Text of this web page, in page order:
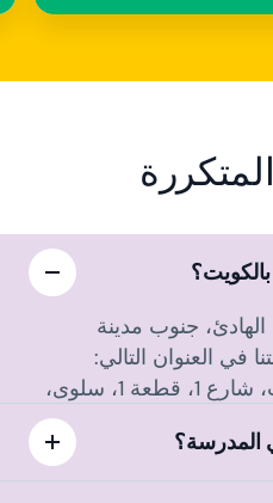
جنوب مدينة
في العنوان التالي:
المدرسة البريطانية بالكويت، شارع 1، قطعة 1، سلوى،
المدرسة؟